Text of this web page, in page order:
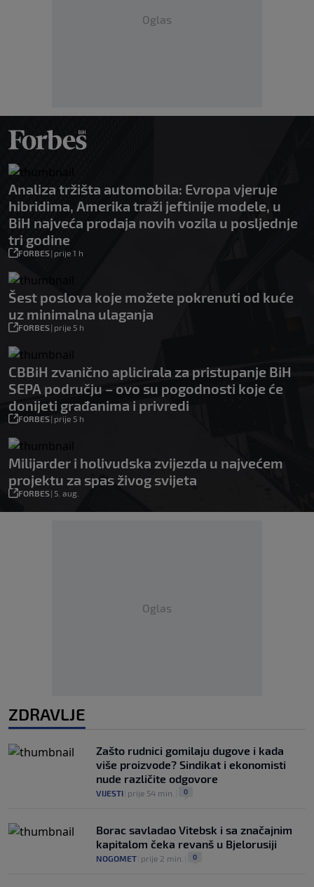
Oglas
Analiza tržišta automobila: Evropa vjeruje
hibridima, Amerika traži jeftinije modele, u
BiH najveća prodaja novih vozila u posljednje
tri godine
FORBES| prije 1 h
Šest poslova koje možete pokrenuti od kuće
uz minimalna ulaganja
FORBES| prije 5 h
CBBiH zvanično aplicirala za pristupanje BiH
SEPA području – ovo su pogodnosti koje će
donijeti građanima i privredi
FORBES| prije 5 h
Milijarder i holivudska zvijezda u najvećem
projektu za spas živog svijeta
FORBES| 5. aug.
Oglas
ZDRAVLJE
Zašto rudnici gomilaju dugove i kada
više proizvode? Sindikat i ekonomisti
nude različite odgovore
VIJESTI prije 54 min. 0
Borac savladao Vitebsk i sa značajnim
kapitalom čeka revanš u Bjelorusiji
NOGOMET prije 2 min. 0